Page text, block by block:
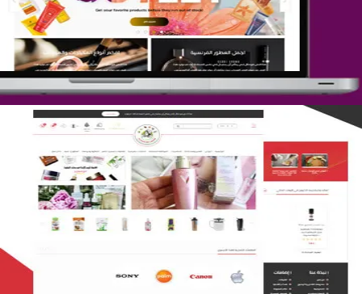
التفاصيل
تصميم متجر لمار
التفاصيل